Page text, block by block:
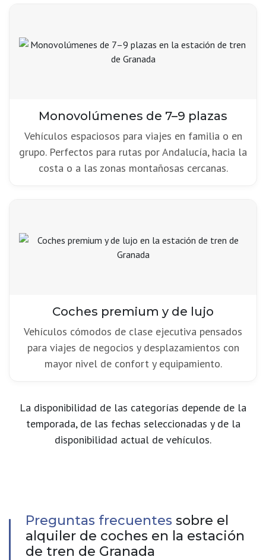
Monovolúmenes de 7–9 plazas
Vehículos espaciosos para viajes en familia o en
grupo. Perfectos para rutas por Andalucía, hacia la
costa o a las zonas montañosas cercanas.
Coches premium y de lujo
Vehículos cómodos de clase ejecutiva pensados
para viajes de negocios y desplazamientos con
mayor nivel de confort y equipamiento.
La disponibilidad de las categorías depende de la
temporada, de las fechas seleccionadas y de la
disponibilidad actual de vehículos.
Preguntas frecuentes sobre el
alquiler de coches en la estación
de tren de Granada